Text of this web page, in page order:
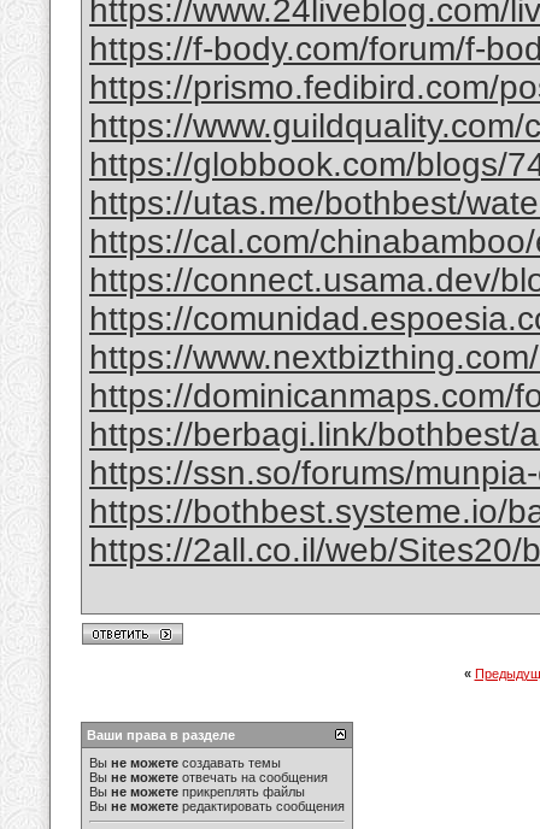
https://www.24liveblog.com/
https://f-body.com/forum/f-
https://prismo.fedibird.com/
https://
https://globbook.com/blogs/
https://utas.me/bothbest/
https://cal.com/
https://connect.usama.dev/
https://
https://
https://dominicanmaps.com/
https://berbagi.link/bothbest/
https://ssn.so/forums/
https://bothbest.systeme.io/
https://2all.co.il/web/Sites20/
«
Ваши права в разделе
Вы не можете создавать темы
Вы не можете отвечать на сообщения
Вы не можете прикреплять файлы
Вы не можете редактировать сообщения